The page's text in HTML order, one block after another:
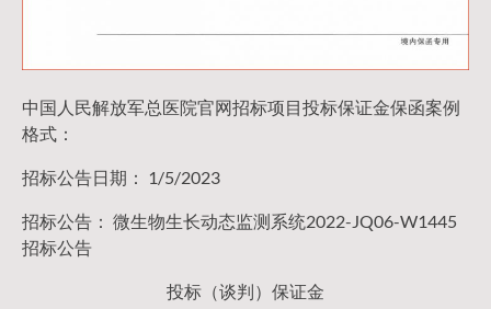
中国人民解放军总医院官网招标项目投标保证金保函案例
格式：
招标公告日期： 1/5/2023
招标公告： 微生物生长动态监测系统2022-JQ06-W1445
招标公告
投标（谈判）保证金